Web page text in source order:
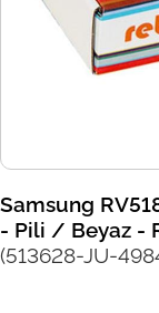
Samsung
- Pili / Beyaz -
(513628-JU-